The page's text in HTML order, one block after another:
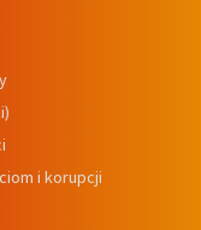
i korupcji